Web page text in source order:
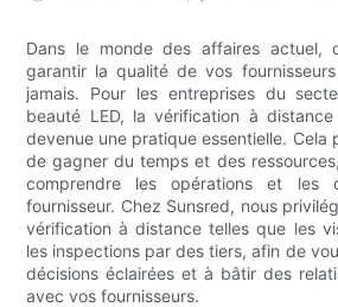
Dans le monde des affaires
garantir la qualité de vos
jamais. Pour les entreprises du
beauté LED, la vérification à
devenue une pratique essentielle. Cela
de gagner du temps et des
comprendre les opérations et les
fournisseur. Chez Sunsred, nous
vérification à distance telles que les
les inspections par des tiers, afin de
décisions éclairées et à bâtir des
avec vos fournisseurs.